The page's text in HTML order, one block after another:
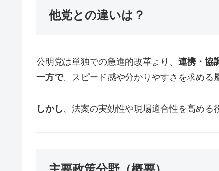
他党との違いは？
公明党は単独での急進的改革より、 連携・協
一方で、スピード感や分かりやすさを求める
しかし 、法案の実効性や現場適合性を高める